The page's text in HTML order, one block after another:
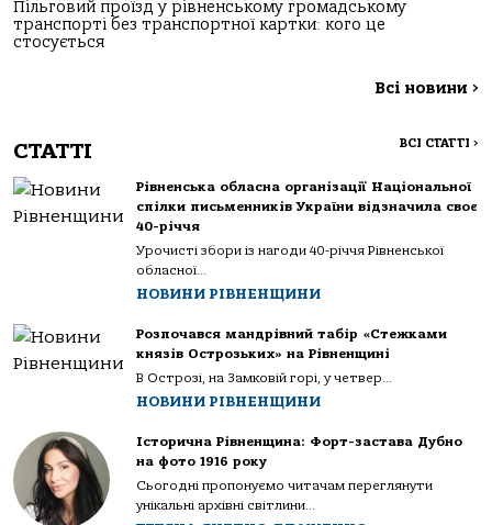
Пільговий проїзд у рівненському громадському
транспорті без транспортної картки: кого це
стосується
Всі новини >
СТАТТІ ВСІ СТАТТІ >
Рівненська обласна організації Національної
спілки письменників України відзначила своє
40-річчя
Урочисті збори із нагоди 40-річчя Рівненської
обласної...
НОВИНИ РІВНЕНЩИНИ
Розпочався мандрівний табір «Стежками
князів Острозьких» на Рівненщині
В Острозі, на Замковій горі, у четвер...
НОВИНИ РІВНЕНЩИНИ
Історична Рівненщина: Форт-застава Дубно
на фото 1916 року
Сьогодні пропонуємо читачам переглянути
унікальні архівні світлини...